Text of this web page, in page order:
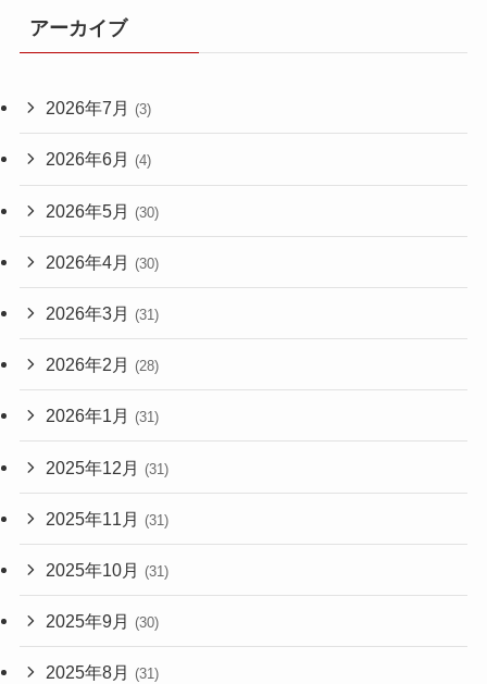
アーカイブ
2026年7月 (3)
2026年6月 (4)
2026年5月 (30)
2026年4月 (30)
2026年3月 (31)
2026年2月 (28)
2026年1月 (31)
2025年12月 (31)
2025年11月 (31)
2025年10月 (31)
2025年9月 (30)
2025年8月 (31)